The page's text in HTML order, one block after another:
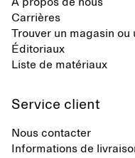
Carrières
Trouver un magasin ou
Éditoriaux
Liste de matériaux
Service client
Nous contacter
Informations de